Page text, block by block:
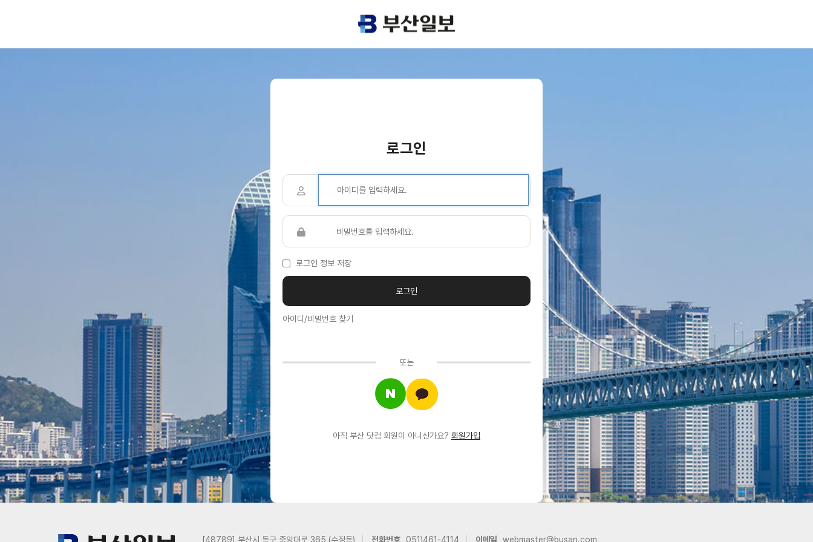
로그인
로그인 정보 저장
아이디/비밀번호 찾기
또는
아직 부산 닷컴 회원이 아니신가요? 회원가입
[48789] 부산시 동구 중앙대로 365 (수정동) 전화번호 051)461-4114 이메일 webmaster@busan.com